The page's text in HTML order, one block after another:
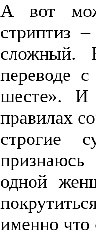
А вот
стриптиз
сложный.
переводе
шесте». И
правилах
строгие
одной
именно что